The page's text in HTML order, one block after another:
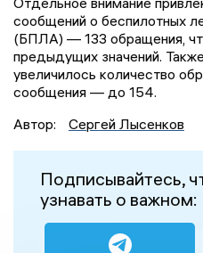
сообщений о беспилотных
(БПЛА) — 133 обращения,
предыдущих значений.
увеличилось количество
сообщения — до 154.
Автор:
Сергей Лысенков
Подписывайтесь,
узнавать о важном: